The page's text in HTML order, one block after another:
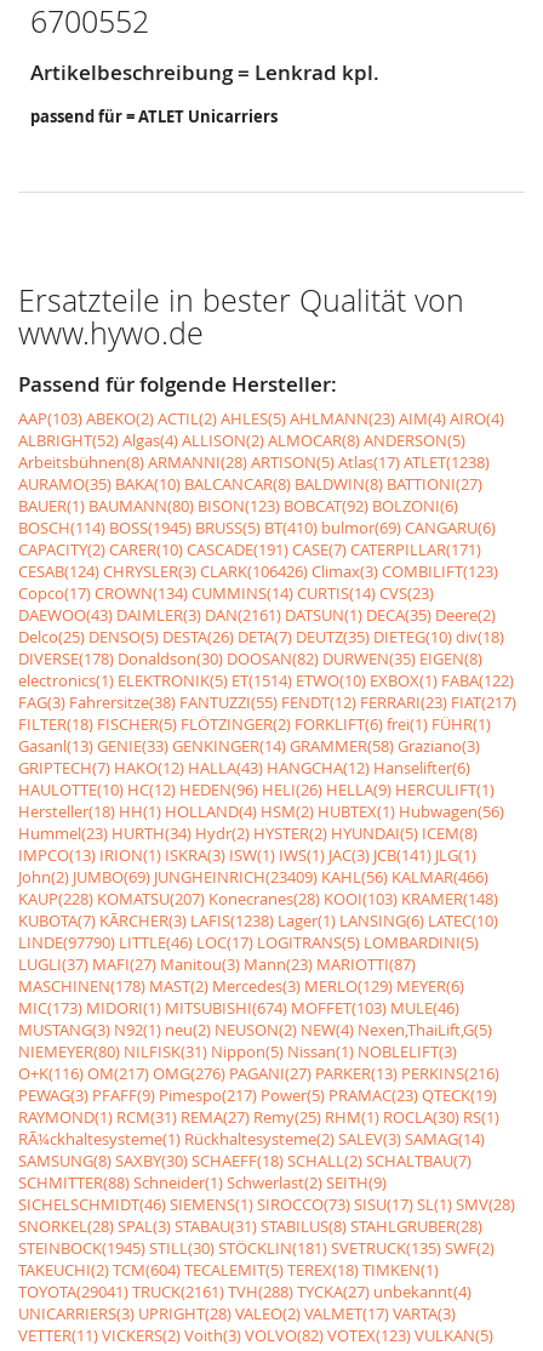
6700552
Artikelbeschreibung = Lenkrad kpl.
passend für = ATLET Unicarriers
Ersatzteile in bester Qualität von
www.hywo.de
Passend für folgende Hersteller:
AAP(103)ABEKO(2)ACTIL(2)AHLES(5)AHLMANN(23)AIM(4)AIRO(4)
ALBRIGHT(52)Algas(4)ALLISON(2)ALMOCAR(8)ANDERSON(5)
Arbeitsbühnen(8)ARMANNI(28)ARTISON(5)Atlas(17)ATLET(1238)
AURAMO(35) BAKA(10) BALCANCAR(8) BALDWIN(8) BATTIONI(27)
BAUER(1) BAUMANN(80) BISON(123) BOBCAT(92) BOLZONI(6)
BOSCH(114) BOSS(1945) BRUSS(5) BT(410) bulmor(69)CANGARU(6)
CAPACITY(2)CARER(10)CASCADE(191)CASE(7)CATERPILLAR(171)
CESAB(124)CHRYSLER(3)CLARK(106426)Climax(3)COMBILIFT(123)
Copco(17)CROWN(134)CUMMINS(14)CURTIS(14)CVS(23)
DAEWOO(43) DAIMLER(3) DAN(2161) DATSUN(1) DECA(35) Deere(2)
Delco(25) DENSO(5) DESTA(26) DETA(7) DEUTZ(35) DIETEG(10)div(18)
DIVERSE(178) Donaldson(30) DOOSAN(82) DURWEN(35) EIGEN(8)
electronics(1) ELEKTRONIK(5) ET(1514) ETWO(10) EXBOX(1) FABA(122)
FAG(3) Fahrersitze(38) FANTUZZI(55) FENDT(12) FERRARI(23) FIAT(217)
FILTER(18) FISCHER(5) FLÖTZINGER(2) FORKLIFT(6)frei(1) FÜHR(1)
Gasanl(13)GENIE(33)GENKINGER(14)GRAMMER(58)Graziano(3)
GRIPTECH(7) HAKO(12) HALLA(43) HANGCHA(12) Hanselifter(6)
HAULOTTE(10) HC(12) HEDEN(96) HELI(26) HELLA(9) HERCULIFT(1)
Hersteller(18) HH(1) HOLLAND(4) HSM(2) HUBTEX(1) Hubwagen(56)
Hummel(23) HURTH(34) Hydr(2) HYSTER(2) HYUNDAI(5) ICEM(8)
IMPCO(13) IRION(1) ISKRA(3) ISW(1) IWS(1) JAC(3) JCB(141) JLG(1)
John(2) JUMBO(69) JUNGHEINRICH(23409) KAHL(56) KALMAR(466)
KAUP(228) KOMATSU(207) Konecranes(28) KOOI(103) KRAMER(148)
KUBOTA(7) KÃRCHER(3) LAFIS(1238) Lager(1) LANSING(6) LATEC(10)
LINDE(97790) LITTLE(46) LOC(17) LOGITRANS(5) LOMBARDINI(5)
LUGLI(37) MAFI(27) Manitou(3) Mann(23) MARIOTTI(87)
MASCHINEN(178) MAST(2) Mercedes(3) MERLO(129) MEYER(6)
MIC(173) MIDORI(1) MITSUBISHI(674) MOFFET(103) MULE(46)
MUSTANG(3) N92(1) neu(2) NEUSON(2) NEW(4) Nexen,ThaiLift,G(5)
NIEMEYER(80) NILFISK(31) Nippon(5) Nissan(1) NOBLELIFT(3)
O+K(116)OM(217)OMG(276) PAGANI(27) PARKER(13) PERKINS(216)
PEWAG(3) PFAFF(9) Pimespo(217) Power(5) PRAMAC(23)QTECK(19)
RAYMOND(1) RCM(31) REMA(27) Remy(25) RHM(1) ROCLA(30) RS(1)
RÃ¼ckhaltesysteme(1) Rückhaltesysteme(2)SALEV(3)SAMAG(14)
SAMSUNG(8)SAXBY(30)SCHAEFF(18)SCHALL(2)SCHALTBAU(7)
SCHMITTER(88)Schneider(1)Schwerlast(2)SEITH(9)
SICHELSCHMIDT(46)SIEMENS(1)SIROCCO(73)SISU(17)SL(1)SMV(28)
SNORKEL(28)SPAL(3)STABAU(31)STABILUS(8)STAHLGRUBER(28)
STEINBOCK(1945)STILL(30)STÖCKLIN(181)SVETRUCK(135)SWF(2)
TAKEUCHI(2)TCM(604)TECALEMIT(5)TEREX(18)TIMKEN(1)
TOYOTA(29041)TRUCK(2161)TVH(288)TYCKA(27) unbekannt(4)
UNICARRIERS(3) UPRIGHT(28)VALEO(2)VALMET(17)VARTA(3)
VETTER(11)VICKERS(2)Voith(3)VOLVO(82)VOTEX(123)VULKAN(5)